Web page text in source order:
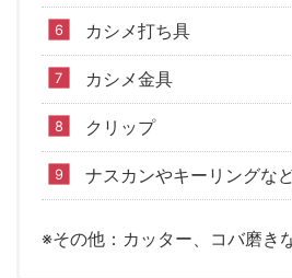
カシメ打ち具
カシメ金具
クリップ
ナスカンやキーリングな
※その他：カッター、コバ磨き